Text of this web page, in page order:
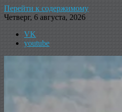
Перейти к содержимому
Четверг, 6 августа, 2026
VK
youtube